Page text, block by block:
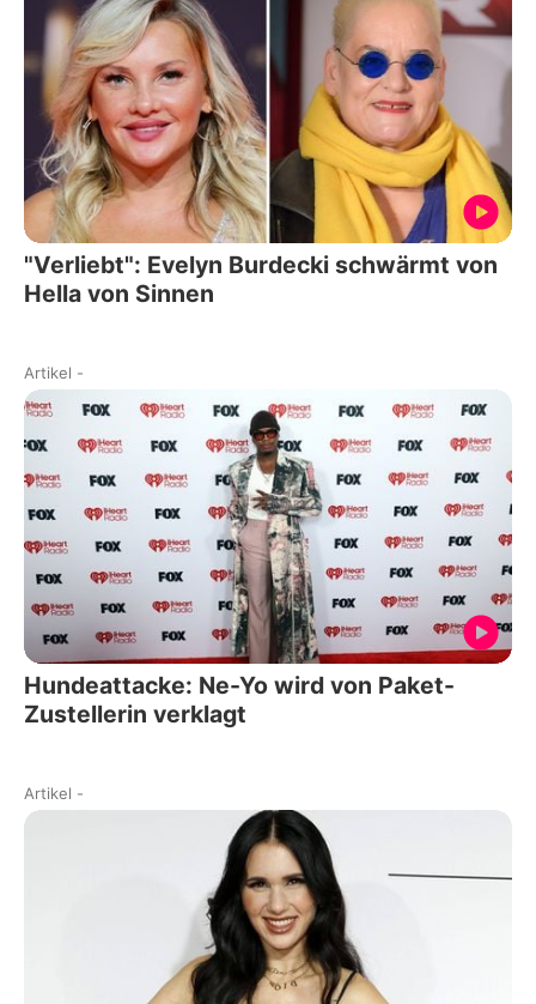
"Verliebt": Evelyn Burdecki schwärmt von
Hella von Sinnen
Artikel -
Hundeattacke: Ne-Yo wird von Paket-
Zustellerin verklagt
Artikel -